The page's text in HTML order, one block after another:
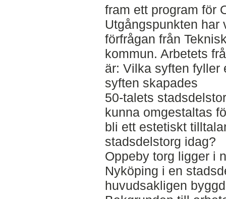
fram ett program för
Utgångspunkten har
förfrågan från
kommun. Arbetets
är: Vilka syften fyller
syften skapades
50-talets
kunna omgestaltas
bli ett estetiskt
stadsdelstorg idag?
Oppeby torg ligger i
Nyköping i en
huvudsakligen